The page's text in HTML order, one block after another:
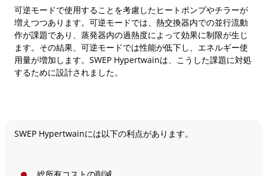
可逆モードで使用することを考慮したヒートポンプやチラーが
増えつつあります。可逆モードでは、熱交換器内での並行流動
作が課題であり、蒸発器内の過熱度によって効果に制限が生じ
ます。その結果、可逆モードでは性能が低下し、エネルギー使
用量が増加します。SWEP Hypertwainは、こうした課題に対処
するために設計されました。
SWEP Hypertwainには以下の利点があります。